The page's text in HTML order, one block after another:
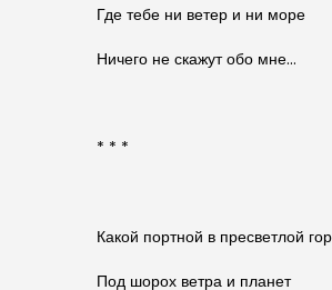
Где тебе ни ветер и ни море
Ничего не скажут обо мне…
* * *
Какой портной в пресветлой
Под шорох ветра и планет